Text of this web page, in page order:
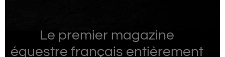
Le premier magazine
équestre français entièrement